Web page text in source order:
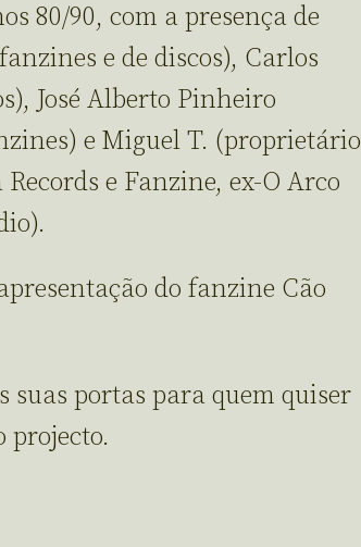
80/90, com a presença de
e de discos), Carlos
José Alberto Pinheiro
e Miguel T. (proprietário
e Fanzine, ex-O Arco
do fanzine Cão
suas portas para quem quiser
projecto.